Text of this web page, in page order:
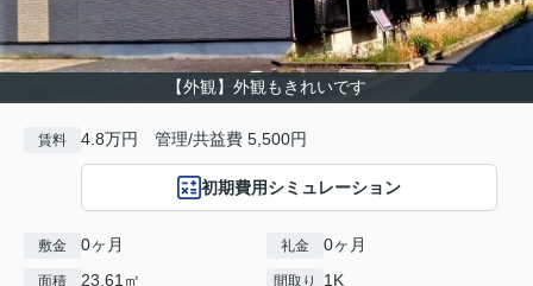
【外観】外観もきれいです
賃料 4.8万円 管理/共益費 5,500円
初期費用シミュレーション
敷金 0ヶ月 礼金 0ヶ月
面積 23.61㎡ 間取り 1K